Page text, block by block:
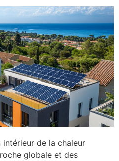
de la chaleur
globale et des